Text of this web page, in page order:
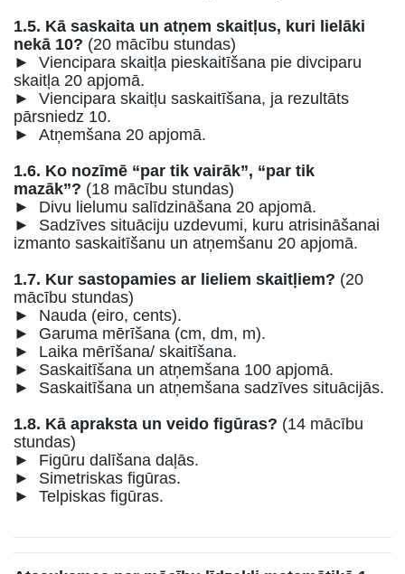
1.5. Kā saskaita un atņem skaitļus, kuri lielāki
nekā 10? (20 mācību stundas)
► Viencipara skaitļa pieskaitīšana pie divciparu
skaitļa 20 apjomā.
► Viencipara skaitļu saskaitīšana, ja rezultāts
pārsniedz 10.
► Atņemšana 20 apjomā.
1.6. Ko nozīmē “par tik vairāk”, “par tik
mazāk”? (18 mācību stundas)
► Divu lielumu salīdzināšana 20 apjomā.
► Sadzīves situāciju uzdevumi, kuru atrisināšanai
izmanto saskaitīšanu un atņemšanu 20 apjomā.
1.7. Kur sastopamies ar lieliem skaitļiem? (20
mācību stundas)
► Nauda (eiro, cents).
► Garuma mērīšana (cm, dm, m).
► Laika mērīšana/ skaitīšana.
► Saskaitīšana un atņemšana 100 apjomā.
► Saskaitīšana un atņemšana sadzīves situācijās.
1.8. Kā apraksta un veido figūras? (14 mācību
stundas)
► Figūru dalīšana daļās.
► Simetriskas figūras.
► Telpiskas figūras.